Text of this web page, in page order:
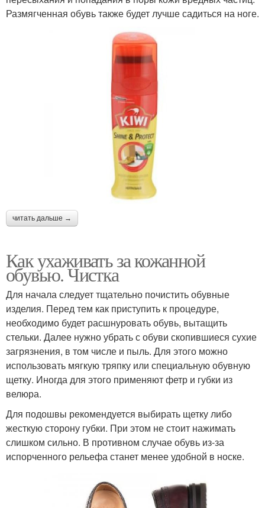
Размягченная обувь также будет лучше садиться на ноге.
читать дальше →
Как ухаживать за кожанной
обувью. Чистка
Для начала следует тщательно почистить обувные
изделия. Перед тем как приступить к процедуре,
необходимо будет расшнуровать обувь, вытащить
стельки. Далее нужно убрать с обуви скопившиеся сухие
загрязнения, в том числе и пыль. Для этого можно
использовать мягкую тряпку или специальную обувную
щетку. Иногда для этого применяют фетр и губки из
велюра.
Для подошвы рекомендуется выбирать щетку либо
жесткую сторону губки. При этом не стоит нажимать
слишком сильно. В противном случае обувь из-за
испорченного рельефа станет менее удобной в носке.